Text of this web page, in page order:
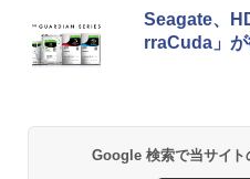
ーンKC
Anker
￥7,990
Anker
BRUCE
[Explicit]
BRUCE
by
富士山の天
ウォーター
薬屋のひ
ンガンコミ
異世界居酒
Seagate、
rraCuda」
Google 検索で当サイト